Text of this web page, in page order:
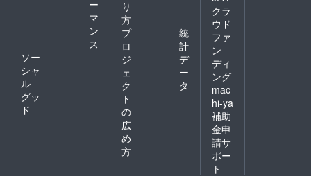
ー
マ
ン
ス
ソー
シャ
ル
グッ
ド
り
方
プ
ロ
ジ
ェ
ク
ト
の
広
め
方
統
計
デ
ー
タ
クラ
ウド
ファ
ン
ディ
ング
mac
hi-ya
補助
金申
請サ
ポー
ト